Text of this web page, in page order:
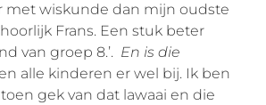
met wiskunde dan mijn oudste
Frans. Een stuk beter
van groep 8.’. En is die
alle kinderen er wel bij. Ik ben
gek van dat lawaai en die